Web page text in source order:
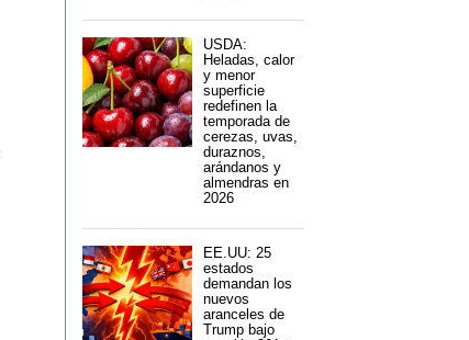
USDA:
Heladas, calor
y menor
superficie
redefinen la
temporada de
cerezas, uvas,
duraznos,
arándanos y
almendras en
2026
EE.UU: 25
estados
demandan los
nuevos
aranceles de
Trump bajo